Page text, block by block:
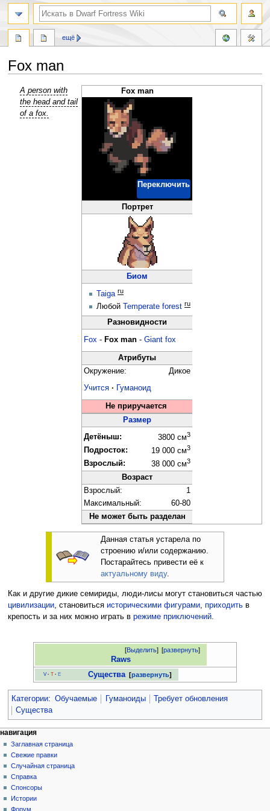
Fox man
Перейти
навигации
Перейти
поиску
Fox man
Переключить
Портрет
Биом
Taiga ru
Любой Temperate forest ru
Разновидности
Fox - Fox man -Giant fox
Атрибуты
Окружение:
Дикое
Учится · Гуманоид
Не приручается
Размер
Детёныш:
3800 см3
Подросток: 19 000 см3
Взрослый: 38 000 см3
Возраст
Взрослый:
1
Максимальный:
60-80
Не может быть разделан
A person with
the head and tail
of a fox.
Данная статья устарела по
строению и/или содержанию.
Постарайтесь привести её к
актуальному виду.
Как и другие дикие семириды, люди-лисы могут становиться частью
цивилизации, становиться историческими фигурами, приходитьв
крепость и за них можно играть в режиме приключений.
[развернуть]
[Выделить]
Raws
развернуть
V·T · E Существа
Категории: Обучаемые Гуманоиды
Требует обновления
Существа
Н
а
в
и
а
действия на странице
статья
обсуждение
читать
просмотр
кода
история
ещё
персональные инструменты
создать
учётную
запись
войти
навигация
Заглавная страница
Свежие правки
Случайная страница
Справка
Спонсоры
Истории
Форум
поиск